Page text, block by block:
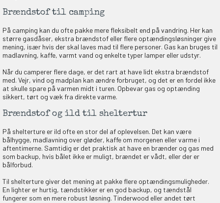
Brændstof til camping
På camping kan du ofte pakke mere fleksibelt end på vandring. Her kan
større gasdåser, ekstra brændstof eller flere optændingsløsninger give
mening, især hvis der skal laves mad til flere personer. Gas kan bruges til
madlavning, kaffe, varmt vand og enkelte typer lamper eller udstyr.
Når du camperer flere dage, er det rart at have lidt ekstra brændstof
med. Vejr, vind og madplan kan ændre forbruget, og det er en fordel ikke
at skulle spare på varmen midt i turen. Opbevar gas og optænding
sikkert, tørt og væk fra direkte varme.
Brændstof og ild til sheltertur
På shelterture er ild ofte en stor del af oplevelsen. Det kan være
bålhygge, madlavning over gløder, kaffe om morgenen eller varme i
aftentimerne. Samtidig er det praktisk at have en brænder og gas med
som backup, hvis bålet ikke er muligt, brændet er vådt, eller der er
bålforbud.
Til shelterture giver det mening at pakke flere optændingsmuligheder.
En lighter er hurtig, tændstikker er en god backup, og tændstål
fungerer som en mere robust løsning. Tinderwood eller andet tørt